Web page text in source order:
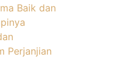
Baik dan
Perjanjian